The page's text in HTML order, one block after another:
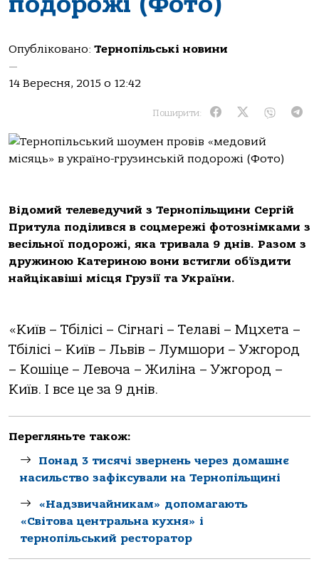
Опубліковано: Тернопільські новини
—
14 Вересня, 2015 о 12:42
Поширити:
Відомий телеведучий з Тернопільщини Сергій
Притула поділився в соцмережі фотознімками з
весільної подорожі, яка тривала 9 днів. Разом з
дружиною Катериною вони встигли об’їздити
найцікавіші місця Грузії та України.
«Київ – Тбілісі – Сігнагі – Телаві – Мцхета –
Тбілісі – Київ – Львів – Лумшори – Ужгород
– Кошіце – Левоча – Жиліна – Ужгород –
Київ. І все це за 9 днів.
Перегляньте також:
Понад 3 тисячі звернень через домашнє
насильство зафіксували на Тернопільщині
«Надзвичайникам» допомагають
«Світова центральна кухня» і
тернопільський ресторатор